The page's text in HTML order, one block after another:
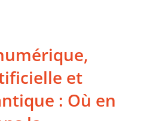
et
: Où en